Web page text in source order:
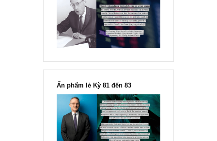
“Đừng sợ mua cổ phiếu dài hạn
chỉ vì chiến tranh”, ngài Philip
Fisher